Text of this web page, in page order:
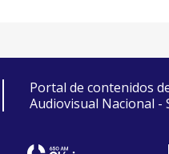
Portal de contenidos
Audiovisual Nacional -